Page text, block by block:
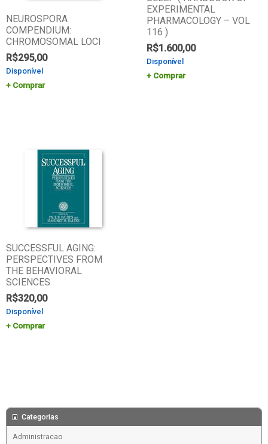
NEUROSPORA
COMPENDIUM:
CHROMOSOMAL LOCI
R$295,00
Disponível
Comprar
EXPERIMENTAL
PHARMACOLOGY – VOL
116 )
R$1.600,00
Disponível
Comprar
SUCCESSFUL AGING:
PERSPECTIVES FROM
THE BEHAVIORAL
SCIENCES
R$320,00
Disponível
Comprar
Categorias
Administracao